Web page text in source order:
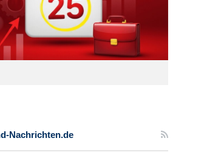
Nachrichten.de